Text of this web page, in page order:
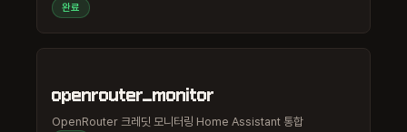
완료
openrouter_monitor
OpenRouter 크레딧 모니터링 Home Assistant 통합